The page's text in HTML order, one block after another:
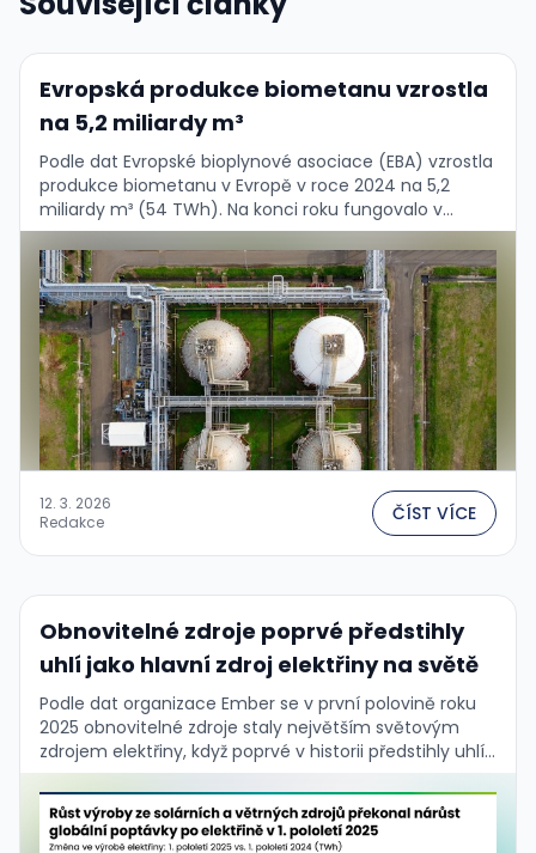
Evropská produkce biometanu vzrostla
na 5,2 miliardy m³
Podle dat Evropské bioplynové asociace (EBA) vzrostla
produkce biometanu v Evropě v roce 2024 na 5,2
miliardy m³ (54 TWh). Na konci roku fungovalo v
Evropě 1 620 biometanových stanic....
12. 3. 2026
Redakce
ČÍST VÍCE
Obnovitelné zdroje poprvé předstihly
uhlí jako hlavní zdroj elektřiny na světě
Podle dat organizace Ember se v první polovině roku
2025 obnovitelné zdroje staly největším světovým
zdrojem elektřiny, když poprvé v historii předstihly uhlí.
Růst solární a větrné energie pokryl veškerý …